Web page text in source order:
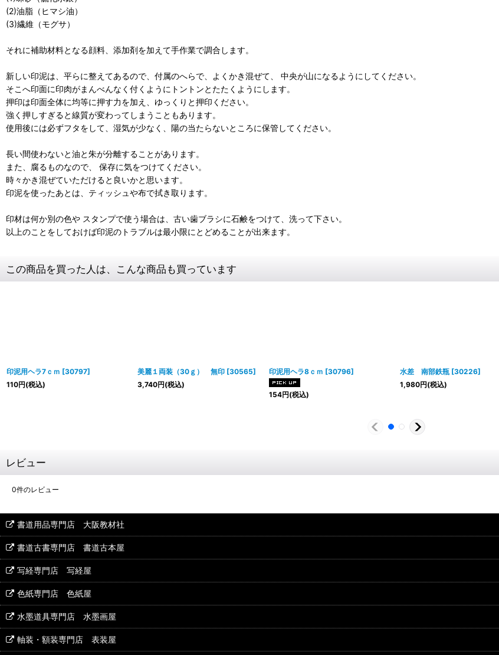
(2)油脂（ヒマシ油）
(3)繊維（モグサ）
それに補助材料となる顔料、添加剤を加えて手作業で調合します。
新しい印泥は、平らに整えてあるので、付属のへらで、よくかき混ぜて、 中央が山になるようにしてください。
そこへ印面に印肉がまんべんなく付くようにトントンとたたくようにします。
押印は印面全体に均等に押す力を加え、ゆっくりと押印ください。
強く押しすぎると線質が変わってしまうこともあります。
使用後には必ずフタをして、湿気が少なく、陽の当たらないところに保管してください。
長い間使わないと油と朱が分離することがあります。
また、腐るものなので、 保存に気をつけてください。
時々かき混ぜていただけると良いかと思います。
印泥を使ったあとは、ティッシュや布で拭き取ります。
印材は何か別の色や スタンプで使う場合は、古い歯ブラシに石鹸をつけて、洗って下さい。
以上のことをしておけば印泥のトラブルは最小限にとどめることが出来ます。
この商品を買った人は、こんな商品も買っています
印泥用ヘラ7ｃｍ [30797]
110円(税込)
美麗１両装（30ｇ） 無印 [30565]
3,740円(税込)
印泥用ヘラ8ｃｍ [30796]
154円(税込)
水差 南部鉄瓶 [30226]
1,980円(税込)
レビュー
0件のレビュー
書道用品専門店 大阪教材社
書道古書専門店 書道古本屋
写経専門店 写経屋
色紙専門店 色紙屋
水墨道具専門店 水墨画屋
軸装・額装専門店 表装屋